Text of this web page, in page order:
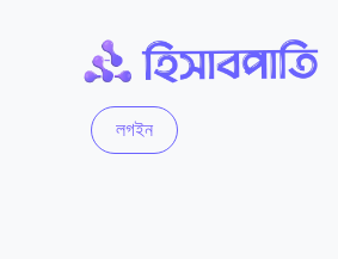
লগইন